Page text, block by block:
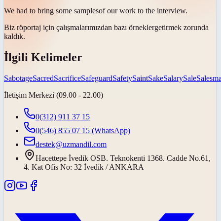
We had to bring some samplesof our work to the interview.
Biz röportaj için çalışmalarımızdan bazı örneklergetirmek zorunda
kaldık.
İlgili Kelimeler
SabotageSacredSacrificeSafeguardSafetySaintSakeSalarySale
İletişim Merkezi (09.00 - 22.00)
0(312) 911 37 15
0(546) 855 07 15 (WhatsApp)
destek@uzmandil.com
Hacettepe İvedik OSB. Teknokenti 1368. Cadde No.61,
4. Kat Ofis No: 32 İvedik / ANKARA